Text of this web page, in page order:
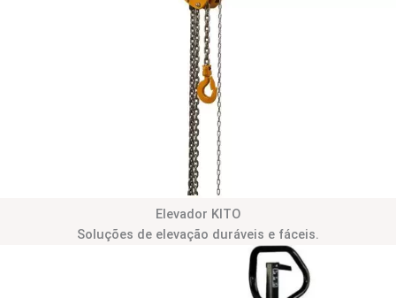
Elevador KITO
Soluções de elevação duráveis e fáceis.